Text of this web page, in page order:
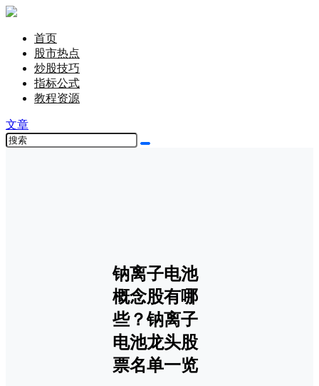
首页
股市热点
炒股技巧
指标公式
教程资源
文章
钠离子电池
概念股有哪
些？钠离子
电池龙头股
票名单一览